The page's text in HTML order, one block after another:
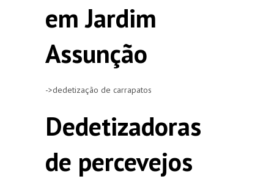
em Jardim
Assunção
->dedetização de carrapatos
Dedetizadoras
de percevejos